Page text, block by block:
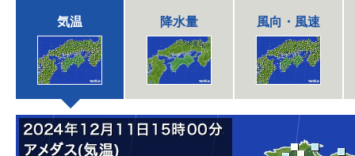
気温 降水量 風向・風速